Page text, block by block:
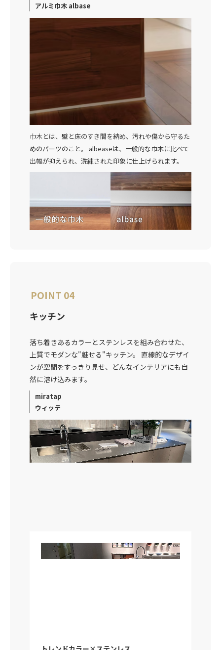
アルミ巾木 albase
巾木とは、壁と床のすき間を納め、汚れや傷から守るた
めのパーツのこと。 albeaseは、一般的な巾木に比べて
出幅が抑えられ、洗練された印象に仕上げられます。
POINT 04
キッチン
落ち着きあるカラーとステンレスを組み合わせた、
上質でモダンな"魅せる"キッチン。 直線的なデザイ
ンが空間をすっきり見せ、どんなインテリアにも自
然に溶け込みます。
miratap
ウィッテ